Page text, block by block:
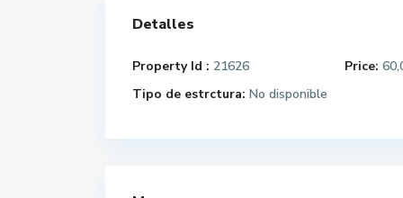
Detalles
Property Id : 21626 Price:
Tipo de estrctura: No disponible